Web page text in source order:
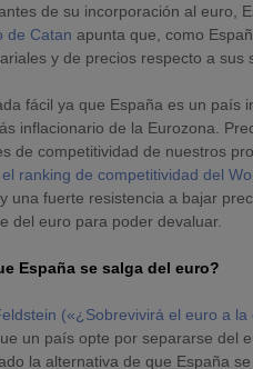
de su incorporación al euro,
de Catanapunta que, como
y de precios respecto a sus
fácil ya que España es un
inflacionario de la Eurozona.
de competitividad de nuestros
ranking de competitividad del
una fuerte resistencia a bajar
del euro para poder devaluar.
España se salga del euro?
(«¿Sobrevivirá el euro a
un país opte por separarse del
la alternativa de que España